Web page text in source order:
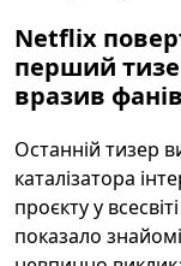
Netflix
перший
вразив фанів
Останній тизер
каталізатора
проєкту у всесвіті
показало